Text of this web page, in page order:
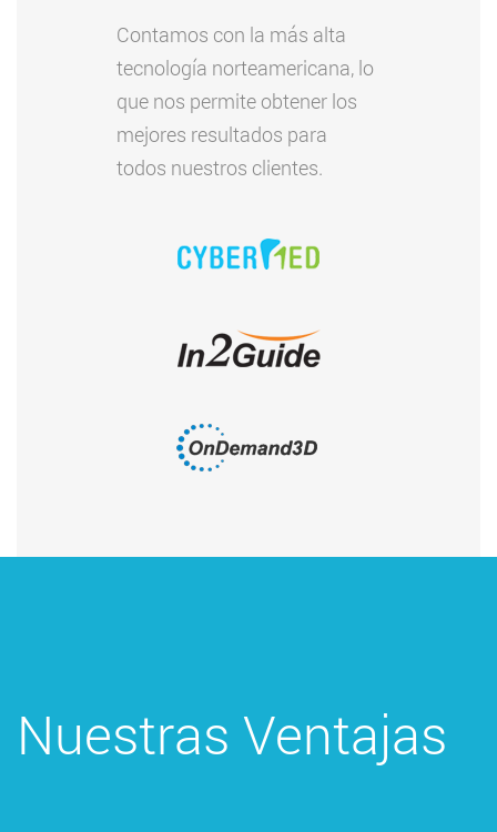
Contamos con la más alta
tecnología norteamericana, lo
que nos permite obtener los
mejores resultados para
todos nuestros clientes.
Nuestras Ventajas